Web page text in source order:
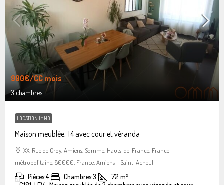
990€/CC mois
3 chambres
LOCATION IMMO
Maison meublée, T4 avec cour et véranda
XX, Rue de Croy, Amiens, Somme, Hauts-de-France, France
métropolitaine, 80000, France, Amiens - Saint-Acheul
Pièces:4 Chambres:3 72 m²